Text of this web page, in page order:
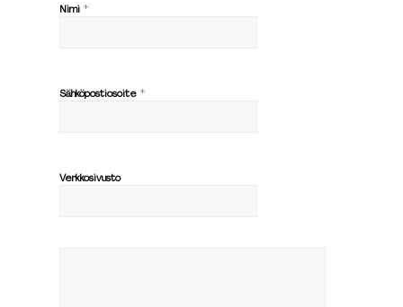
Nimi *
Sähköpostiosoite *
Verkkosivusto